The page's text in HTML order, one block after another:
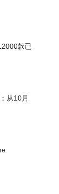
款已
从10月